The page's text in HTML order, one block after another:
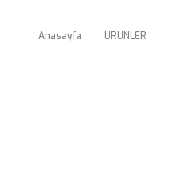
Anasayfa ÜRÜNLER